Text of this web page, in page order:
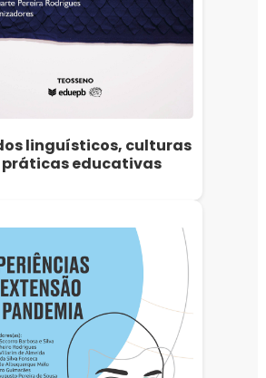
linguísticos, culturas
práticas educativas